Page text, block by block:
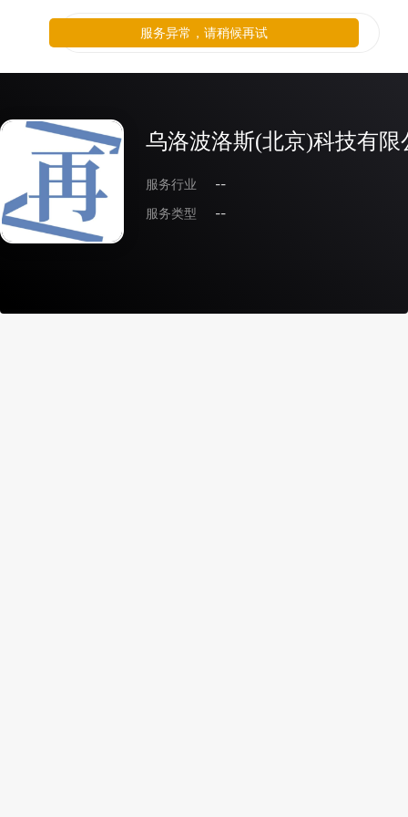
乌洛波洛斯(北京)科技有限
服务行业
--
服务类型
--
服务异常，请稍候再试